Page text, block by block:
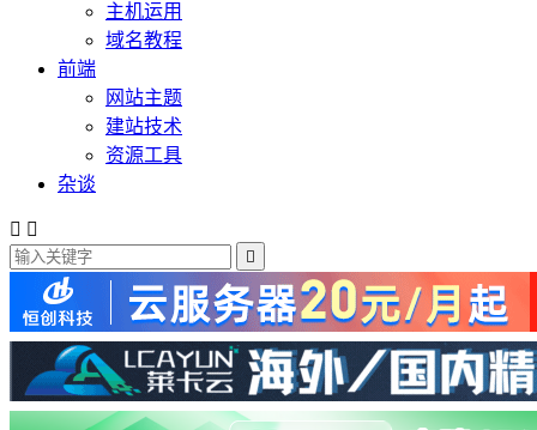
主机运用
域名教程
前端
网站主题
建站技术
资源工具
杂谈
 
